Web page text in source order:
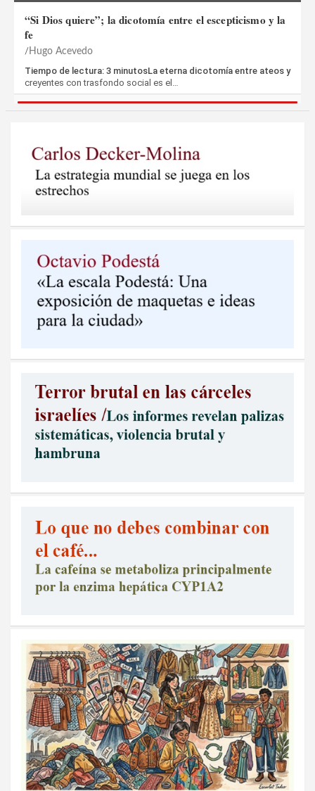
“Si Dios quiere”; la dicotomía entre el escepticismo y la
fe
Hugo Acevedo
Tiempo de lectura: 3 minutosLa eterna dicotomía entre ateos y
creyentes con trasfondo social es el…